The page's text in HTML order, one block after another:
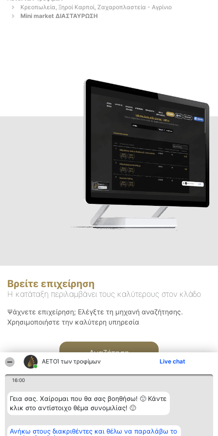
ΑΕΤΟΊ των τροφίμων Live chat
16:00
Γεια σας. Χαίρομαι που θα σας βοηθήσω! 🙂 Κάντε
κλικ στο αντίστοιχο θέμα συνομιλίας! 🙂
Ανήκω στους διακριθέντες και θέλω να παραλάβω το
Κρεοπωλεία, Ξηροί Καρποί, Ζαχαροπλαστεία - Αγρίνιο
Mini market ΔΙΑΣΤΑΥΡΩΣΗ
Βρείτε επιχείρηση
Η κατάταξη περιλαμβάνει τους καλύτερους στον κλάδο
Ψάχνετε επιχείρηση; Ελέγξτε τη μηχανή αναζήτησης.
Χρησιμοποιήστε την καλύτερη υπηρεσία
Αναζήτηση
Διοργανωτής της
κατάταξης
Κατάταξη
Διακριθέντες
Επικοινωνία
Επικοινωνία